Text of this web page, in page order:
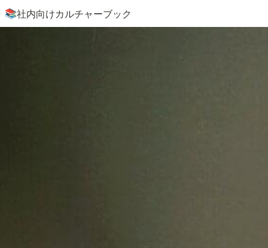
📚社内向けカルチャーブック